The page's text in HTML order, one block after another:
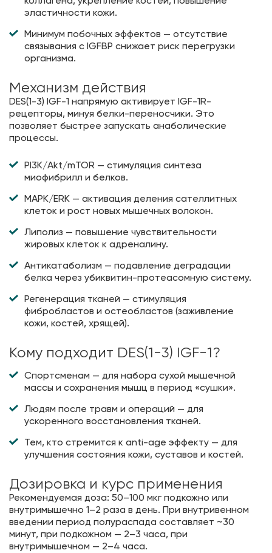
эластичности кожи.
Минимум побочных эффектов — отсутствие
связывания с IGFBP снижает риск перегрузки
организма.
Механизм действия
DES(1-3) IGF-1 напрямую активирует IGF-1R-
рецепторы, минуя белки-переносчики. Это
позволяет быстрее запускать анаболические
процессы.
PI3K/Akt/mTOR — стимуляция синтеза
миофибрилл и белков.
MAPK/ERK — активация деления сателлитных
клеток и рост новых мышечных волокон.
Липолиз — повышение чувствительности
жировых клеток к адреналину.
Антикатаболизм — подавление деградации
белка через убиквитин-протеасомную систему.
Регенерация тканей — стимуляция
фибробластов и остеобластов (заживление
кожи, костей, хрящей).
Кому подходит DES(1-3) IGF-1?
Спортсменам — для набора сухой мышечной
массы и сохранения мышц в период «сушки».
Людям после травм и операций — для
ускоренного восстановления тканей.
Тем, кто стремится к anti-age эффекту — для
улучшения состояния кожи, суставов и костей.
Дозировка и курс применения
Рекомендуемая доза: 50–100 мкг подкожно или
внутримышечно 1–2 раза в день. При внутривенном
введении период полураспада составляет ~30
минут, при подкожном — 2–3 часа, при
внутримышечном — 2–4 часа.